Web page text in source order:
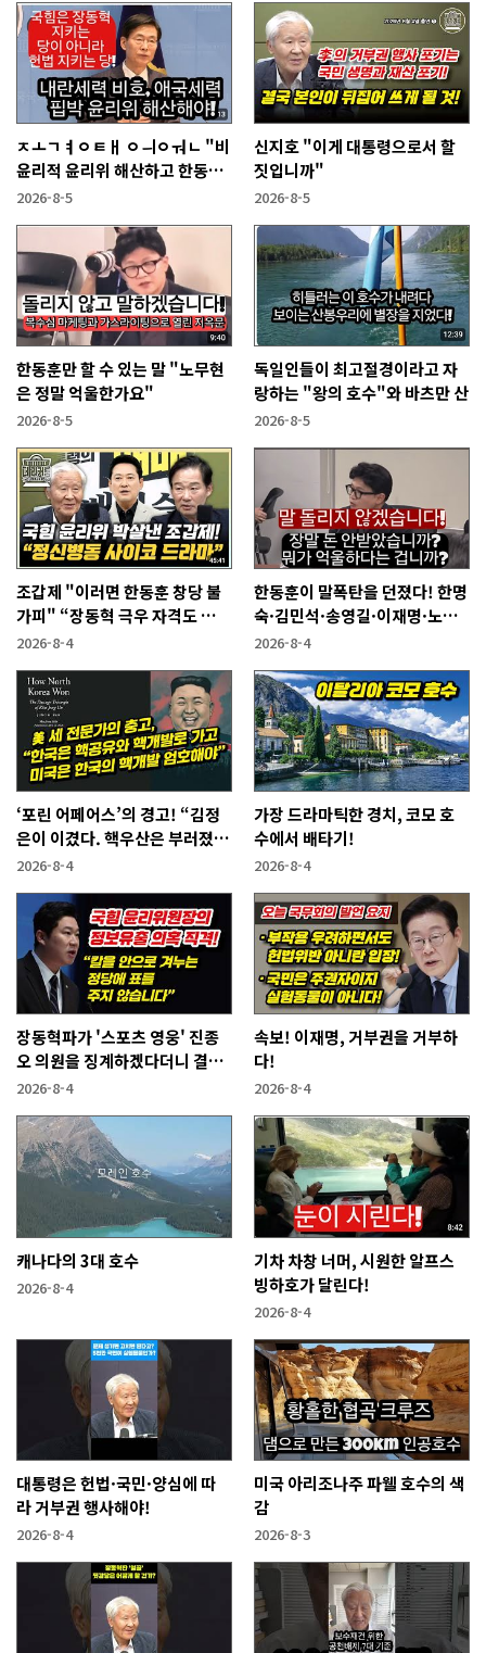
ㅈㅗㄱㅕㅇㅌㅐ ㅇㅢㅇㅝㄴ "비
윤리적 윤리위 해산하고 한동훈
복당 시켜야"
2026-8-5
신지호 "이게 대통령으로서 할
짓입니까"
2026-8-5
한동훈만 할 수 있는 말 "노무현
은 정말 억울한가요"
2026-8-5
독일인들이 최고절경이라고 자
랑하는 "왕의 호수"와 바츠만 산
2026-8-5
조갑제 "이러면 한동훈 창당 불
가피" “장동혁 극우 자격도 없
어...2억 쓰고 성과 없어”
2026-8-4
한동훈이 말폭탄을 던졌다! 한명
숙·김민석·송영길·이재명·노
무현에게
2026-8-4
‘포린 어페어스’의 경고! “김정
은이 이겼다. 핵우산은 부러졌
다”
2026-8-4
가장 드라마틱한 경치, 코모 호
수에서 배타기!
2026-8-4
장동혁파가 '스포츠 영웅' 진종
오 의원을 징계하겠다더니 결국
···
2026-8-4
속보! 이재명, 거부권을 거부하
다!
2026-8-4
캐나다의 3대 호수
2026-8-4
기차 차창 너머, 시원한 알프스
빙하호가 달린다!
2026-8-4
대통령은 헌법·국민·양심에 따
라 거부권 행사해야!
2026-8-4
미국 아리조나주 파웰 호수의 색
감
2026-8-3